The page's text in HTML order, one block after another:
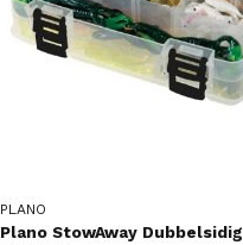
PLANO
Plano StowAway Dubbelsidig